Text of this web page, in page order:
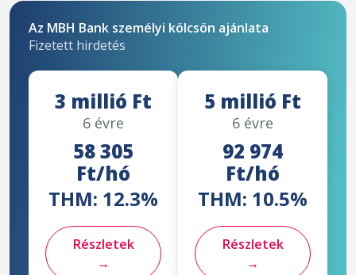
Az MBH Bank személyi kölcsön ajánlata
Fizetett hirdetés
3 millió Ft
6 évre
58 305
Ft/hó
THM: 12.3%
Részletek
→
5 millió Ft
6 évre
92 974
Ft/hó
THM: 10.5%
Részletek
→